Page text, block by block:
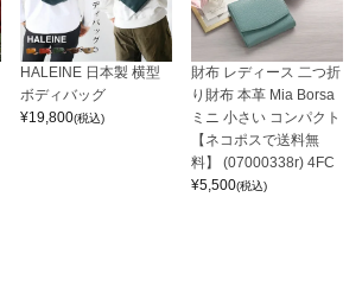
HALEINE 日本製 横型
ボディバッグ
¥19,800(税込)
財布 レディース 二つ折
り財布 本革 Mia Borsa
ミニ 小さい コンパクト
【ネコポスで送料無
料】 (07000338r) 4FC
¥5,500(税込)